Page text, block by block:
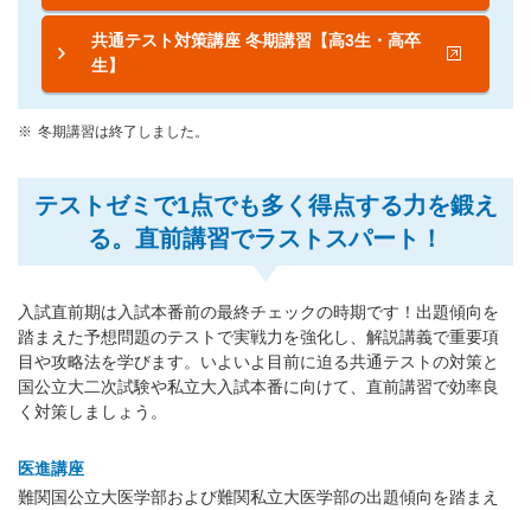
共通テスト対策講座 冬期講習【高3生・高卒
生】
冬期講習は終了しました。
テストゼミで1点でも多く得点する力を鍛え
る。直前講習でラストスパート！
入試直前期は入試本番前の最終チェックの時期です！出題傾向を
踏まえた予想問題のテストで実戦力を強化し、解説講義で重要項
目や攻略法を学びます。いよいよ目前に迫る共通テストの対策と
国公立大二次試験や私立大入試本番に向けて、直前講習で効率良
く対策しましょう。
医進講座
難関国公立大医学部および難関私立大医学部の出題傾向を踏まえ